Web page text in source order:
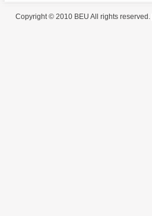
Copyright © 2010 BEU All rights reserved. |